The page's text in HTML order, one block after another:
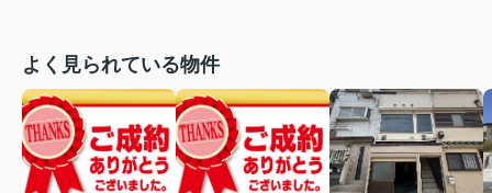
よく見られている物件